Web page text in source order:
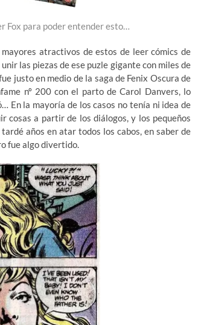
Fox para poder entender esto…
atractivos de estos de leer cómics de
las piezas de ese puzle gigante con miles de
justo en medio de la saga de Fenix Oscura de
nº 200 con el parto de Carol Danvers, lo
En la mayoría de los casos no tenía ni idea de
cosas a partir de los diálogos, y los pequeños
años en atar todos los cabos, en saber de
fue algo divertido.